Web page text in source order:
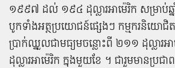
១៩៩៧ ដល់ ១៩៤ ដុល្លារ​អាម៉េរិក សម្រាប់​
បូក​ទាំង​អត្ថប្រយោជន៍​ផ្សេង​ៗ កម្មករនិយោជិ
ប្រាក់​ឈ្នួល​ជា​មធ្យម​ចន្លោះ​ពី ២១១ ដុល្លារ​
ដុល្លារ​អាម៉េរិក ក្នុង​មួយ​ខែ​ ។ ជា​រួមមាន​ប្រជា